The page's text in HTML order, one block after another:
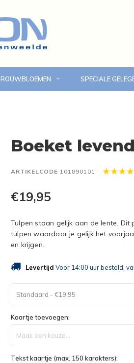
ROUWBLOEMEN SPECIALE
Eigen bezorgdienst in
Boeket
ARTIKELCODE 101890101
€19,95
Tulpen staan gelijk aan de lente.
tulpen waardoor je gelijk het
en krijgen.
Levertijd Voor 14:00 uur besteld,
Standaard - €19,95
Kaartje toevoegen:
Maak een keuze...
Tekst kaartje (max. 150 karakters):